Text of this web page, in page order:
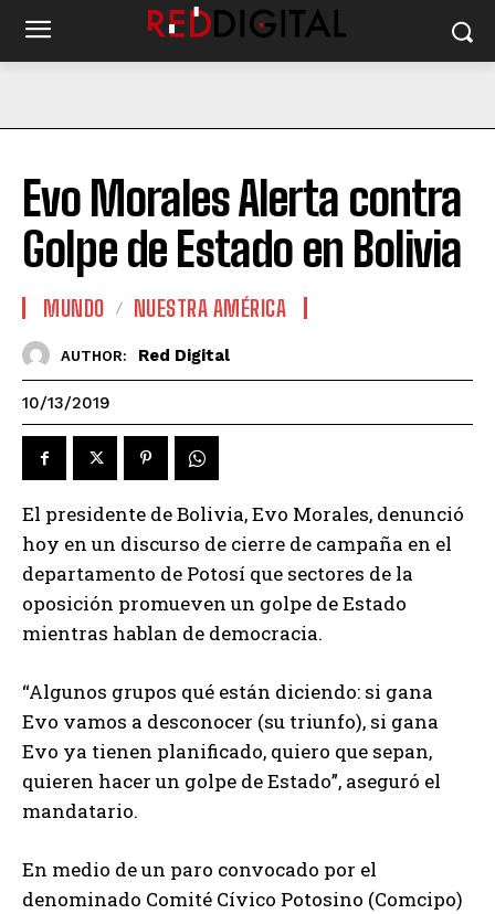
Evo Morales Alerta contra
Golpe de Estado en Bolivia
MUNDO NUESTRA AMÉRICA
AUTHOR: Red Digital
10/13/2019
El presidente de Bolivia, Evo Morales, denunció
hoy en un discurso de cierre de campaña en el
departamento de Potosí que sectores de la
oposición promueven un golpe de Estado
mientras hablan de democracia.
“Algunos grupos qué están diciendo: si gana
Evo vamos a desconocer (su triunfo), si gana
Evo ya tienen planificado, quiero que sepan,
quieren hacer un golpe de Estado”, aseguró el
mandatario.
En medio de un paro convocado por el
denominado Comité Cívico Potosino (Comcipo)